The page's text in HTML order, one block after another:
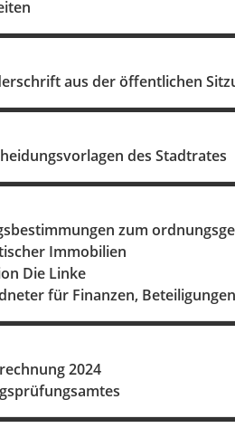
aus der öffentlichen
des Stadtrates
zum
Immobilien
Die Linke
für Finanzen,
2024